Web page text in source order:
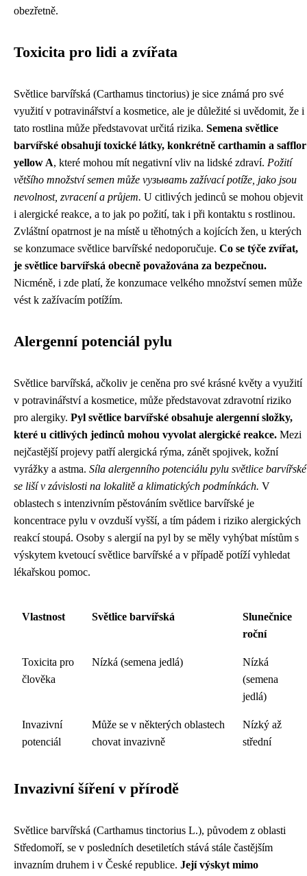
obezřetně.
Toxicita pro lidi a zvířata
Světlice barvířská (Carthamus tinctorius) je sice známá pro své
využití v potravinářství a kosmetice, ale je důležité si uvědomit, že i
tato rostlina může představovat určitá rizika. Semena světlice
barvířské obsahují toxické látky, konkrétně carthamin a safflor
yellow A, které mohou mít negativní vliv na lidské zdraví. Požití
většího množství semen může vyзывать zažívací potíže, jako jsou
nevolnost, zvracení a průjem. U citlivých jedinců se mohou objevit
i alergické reakce, a to jak po požití, tak i při kontaktu s rostlinou.
Zvláštní opatrnost je na místě u těhotných a kojících žen, u kterých
se konzumace světlice barvířské nedoporučuje. Co se týče zvířat,
je světlice barvířská obecně považována za bezpečnou.
Nicméně, i zde platí, že konzumace velkého množství semen může
vést k zažívacím potížím.
Alergenní potenciál pylu
Světlice barvířská, ačkoliv je ceněna pro své krásné květy a využití
v potravinářství a kosmetice, může představovat zdravotní riziko
pro alergiky. Pyl světlice barvířské obsahuje alergenní složky,
které u citlivých jedinců mohou vyvolat alergické reakce. Mezi
nejčastější projevy patří alergická rýma, zánět spojivek, kožní
vyrážky a astma. Síla alergenního potenciálu pylu světlice barvířské
se liší v závislosti na lokalitě a klimatických podmínkách. V
oblastech s intenzivním pěstováním světlice barvířské je
koncentrace pylu v ovzduší vyšší, a tím pádem i riziko alergických
reakcí stoupá. Osoby s alergií na pyl by se měly vyhýbat místům s
výskytem kvetoucí světlice barvířské a v případě potíží vyhledat
lékařskou pomoc.
Vlastnost Světlice barvířská
Slunečnice
roční
Toxicita pro
člověka
Nízká (semena jedlá)
Nízká
(semena
jedlá)
Invazivní
potenciál
Může se v některých oblastech
chovat invazivně
Nízký až
střední
Invazivní šíření v přírodě
Světlice barvířská (Carthamus tinctorius L.), původem z oblasti
Středomoří, se v posledních desetiletích stává stále častějším
invazním druhem i v České republice. Její výskyt mimo